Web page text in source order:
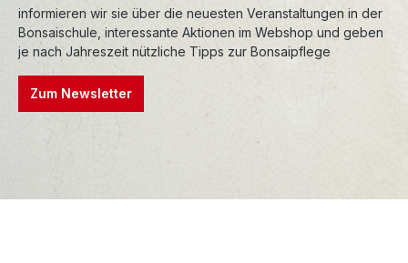
informieren wir sie über die neuesten Veranstaltungen in der
Bonsaischule, interessante Aktionen im Webshop und geben
je nach Jahreszeit nützliche Tipps zur Bonsaipflege
Zum Newsletter